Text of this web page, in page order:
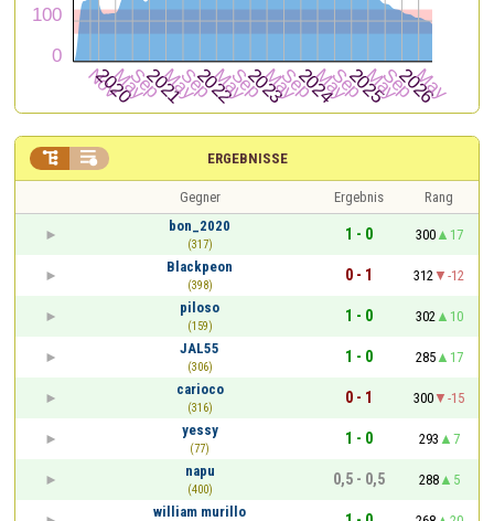
ERGEBNISSE
 
Gegner Ergebnis
Rang
bon_2020
(317)
1 - 0 300
17
Blackpeon
(398)
0 - 1 312
-12
piloso
(159)
1 - 0 302
10
JAL55
(306)
1 - 0 285
17
carioco
(316)
0 - 1 300
-15
yessy
(77)
1 - 0 293
7
napu
(400)
0,5 - 0,5 288
5
william murillo